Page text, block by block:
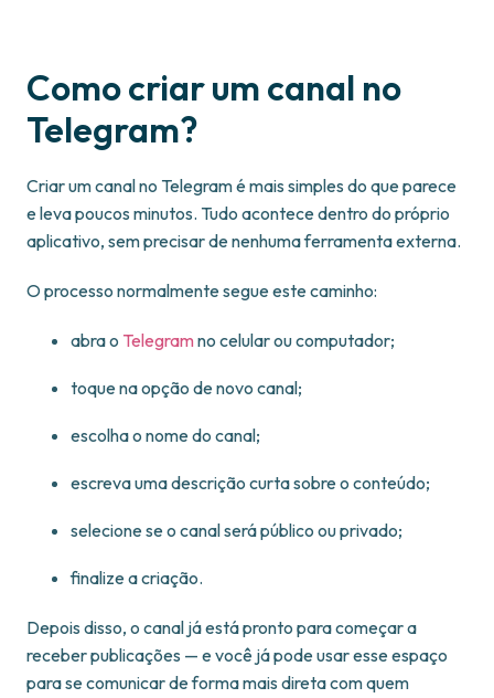
Como criar um canal no
Telegram?
Criar um canal no Telegram é mais simples do que parece
e leva poucos minutos. Tudo acontece dentro do próprio
aplicativo, sem precisar de nenhuma ferramenta externa.
O processo normalmente segue este caminho:
abra o Telegramno celular ou computador;
toque na opção de novo canal;
escolha o nome do canal;
escreva uma descrição curta sobre o conteúdo;
selecione se o canal será público ou privado;
finalize a criação.
Depois disso, o canal já está pronto para começar a
receber publicações — e você já pode usar esse espaço
para se comunicar de forma mais direta com quem